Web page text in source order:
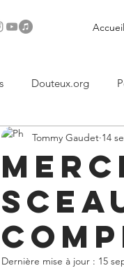
Accueil
Douteux.org
Tommy Gaudet 14
Dernière mise à jour : 15